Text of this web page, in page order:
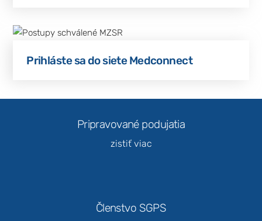
Prihláste sa do siete Medconnect
Pripravované podujatia
zistiť viac
Členstvo SGPS
potrebné pre
fungovanie
Štatistiky
Aby sme
stránky na